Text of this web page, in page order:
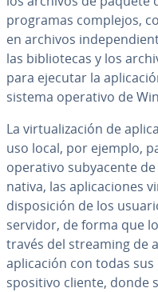
programas complejos,
en archivos
las bi­blio­te­cas y los
para ejecutar la
sistema operativo de
La vi­r­tua­li­za­ción de
uso local, por ejemplo,
operativo su­b­ya­ce­n­te
na­ti­va, las apli­ca­cio­nes
di­s­po­si­ción de los
servidor, de forma que
través del streaming de
apli­ca­ción con todas
s­po­si­ti­vo cliente, donde